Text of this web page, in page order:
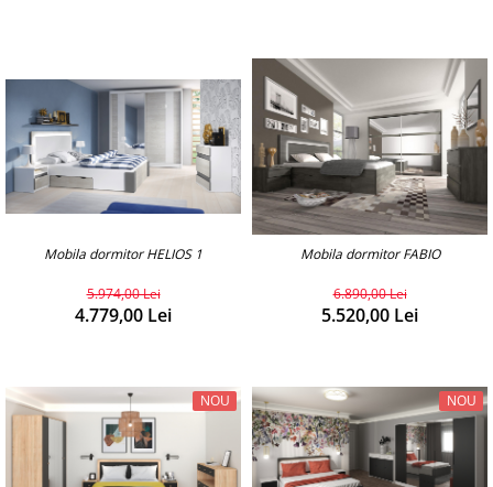
Mobila dormitor HELIOS 1
5.974,00 Lei
4.779,00 Lei
Mobila dormitor FABIO
6.890,00 Lei
5.520,00 Lei
NOU NOU